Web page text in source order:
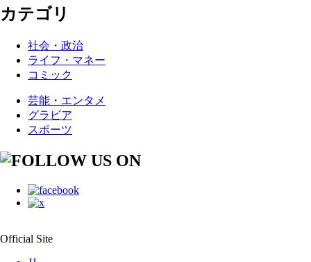
カテゴリ
社会・政治
ライフ・マネー
コミック
芸能・エンタメ
グラビア
スポーツ
Official Site